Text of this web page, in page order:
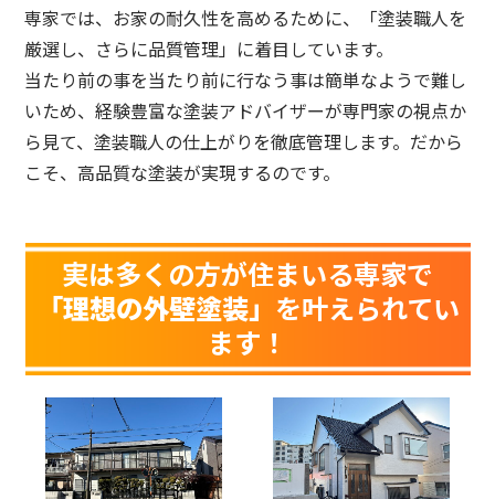
専家では、お家の耐久性を高めるために、「塗装職人を
厳選し、さらに品質管理」に着目しています。
当たり前の事を当たり前に行なう事は簡単なようで難し
いため、経験豊富な塗装アドバイザーが専門家の視点か
ら見て、塗装職人の仕上がりを徹底管理します。だから
こそ、高品質な塗装が実現するのです。
実は多くの方が住まいる専家で
「理想の外壁塗装」 を叶えられてい
ます！